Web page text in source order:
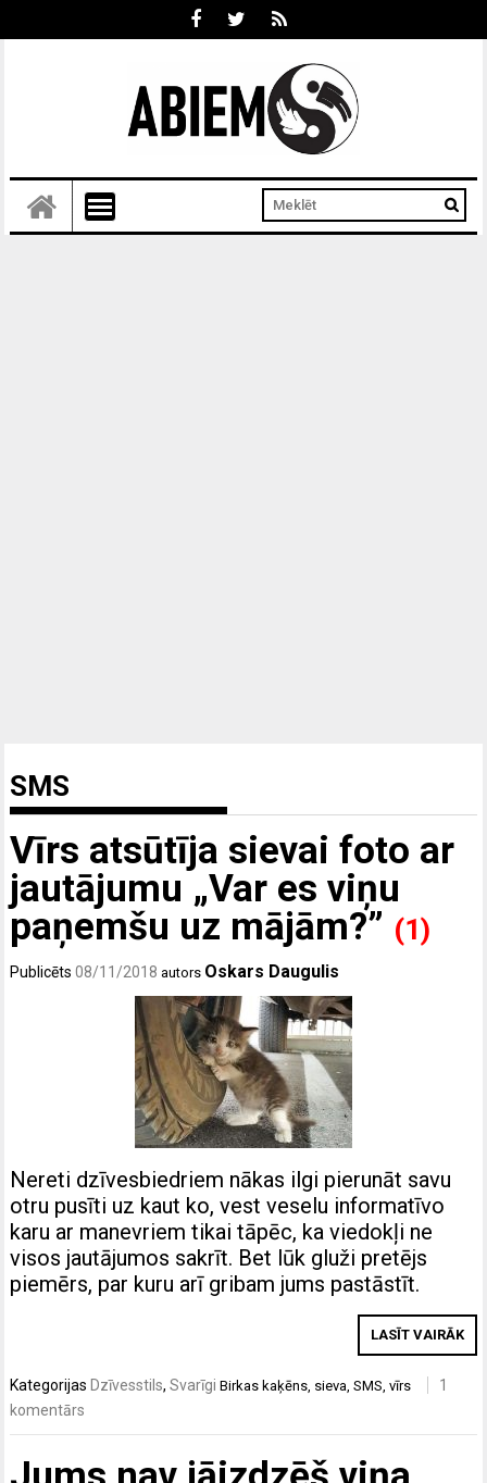
SMS
Vīrs atsūtīja sievai foto ar
jautājumu „Var es viņu
paņemšu uz mājām?” (1)
Publicēts08/11/2018 autors Oskars Daugulis
Nereti dzīvesbiedriem nākas ilgi pierunāt savu
otru pusīti uz kaut ko, vest veselu informatīvo
karu ar manevriem tikai tāpēc, ka viedokļi ne
visos jautājumos sakrīt. Bet lūk gluži pretējs
piemērs, par kuru arī gribam jums pastāstīt.
LASĪT VAIRĀK
Kategorijas Dzīvesstils,Svarīgi Birkas kaķēns, sieva,SMS,vīrs
1
komentārs